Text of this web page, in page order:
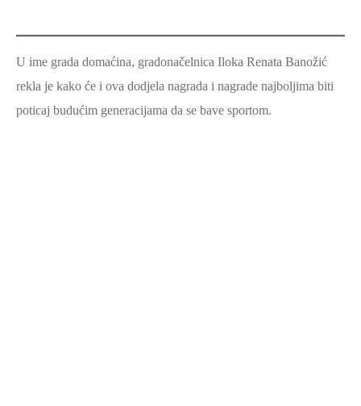
U ime grada domaćina, gradonačelnica Iloka Renata Banožić
rekla je kako će i ova dodjela nagrada i nagrade najboljima biti
poticaj budućim generacijama da se bave sportom.